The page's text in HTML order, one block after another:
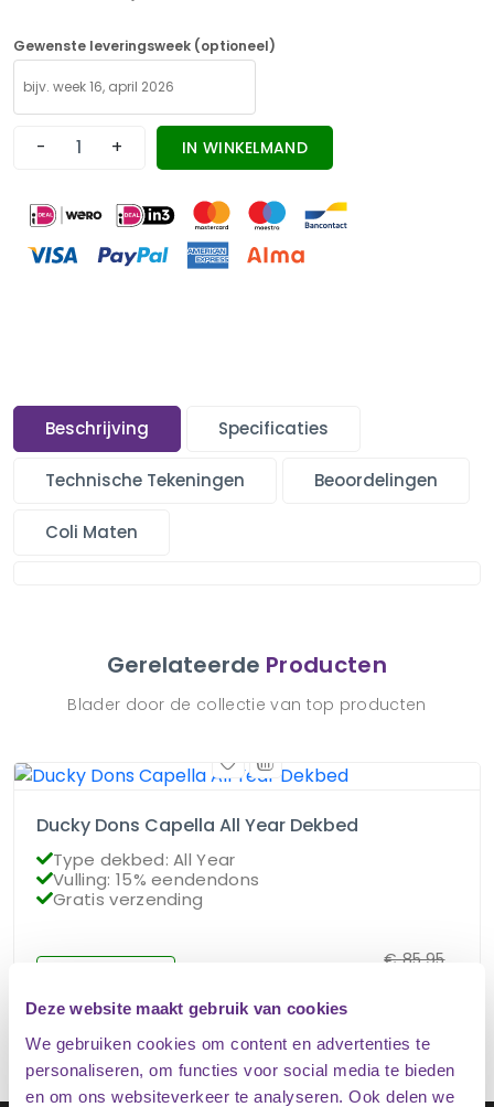
Deze website maakt gebruik van cookies
We gebruiken cookies om content en advertenties te
personaliseren, om functies voor social media te bieden
en om ons websiteverkeer te analyseren. Ook delen we
Gewenste leveringsweek (optioneel)
- + IN WINKELMAND
Beschrijving Specificaties
Technische Tekeningen Beoordelingen
Coli Maten
Gerelateerde Producten
Blader door de collectie van top producten
Ducky Dons Capella All Year Dekbed
Type dekbed: All Year
Vulling: 15% eendendons
Gratis verzending
€85.95